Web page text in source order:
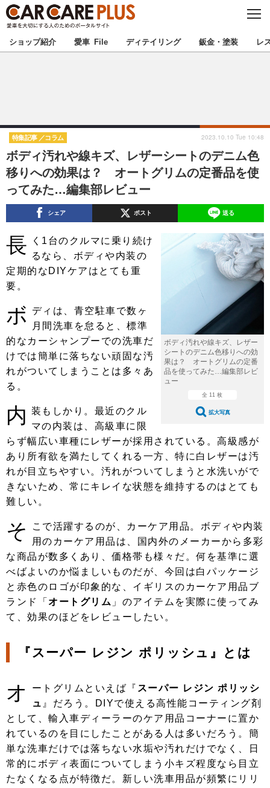
C
S
E
★カーケアプラス認定★ 厳選プロショップを地域から探す
甲信越 北陸
東海 関西
中国
九州 沖縄
注目の記事
ショップレポート
ストップ！不具合修理＆粗悪修理
鈑金・塗装
ディテイリング
洗車
ヘッドライト磨き コーティング
フィルム・ラッピング
小キズ直し 防錆
特集記事
ストップ 不具合修理＆粗悪修理
カーメーカー「旧車」関連プロジェ
クト
ショップ紹介
ショップレポート プロショップ検索
レストア
ェクト
イベント告知
ショップ紹介 愛車 File ディテイリング 鈑金・塗装 レ
ボディ汚れや線キズ、レザーシートのデニム色
移りへの効果は？ オートグリムの定番品を使
ってみた…編集部レビュー
特集記事 コラム 2023.10.10 Tue 10:48
シェア ポスト 送る
ボディ汚れや線キズ、レザー
シートのデニム色移りへの効
果は？ オートグリムの定番
品を使ってみた…編集部レビ
ュー
全 11 枚
拡大写真
長
く1台のクルマに乗り続け
るなら、ボディや内装の
定期的なDIYケアはとても重
要。
ボ
ディは、青空駐車で数ヶ
月間洗車を怠ると、標準
的なカーシャンプーでの洗車だ
けでは簡単に落ちない頑固な汚
れがついてしまうことは多々あ
る。
内 装もしかり。最近のクル
マの内装は、高級車に限
らず幅広い車種にレザーが採用されている。高級感が
あり所有欲を満たしてくれる一方、特に白レザーは汚
れが目立ちやすい。汚れがついてしまうと水洗いがで
きないため、常にキレイな状態を維持するのはとても
難しい。
そ
こで活躍するのが、カーケア用品。ボディや内装
用のカーケア用品は、国内外のメーカーから多彩
な商品が数多くあり、価格帯も様々だ。何を基準に選
べばよいのか悩ましいものだが、今回は白パッケージ
と赤色のロゴが印象的な、イギリスのカーケア用品ブ
ランド「 オートグリム 」のアイテムを実際に使ってみ
て、効果のほどをレビューしたい。
『スーパー レジン ポリッシュ』とは
オ ートグリムといえば『 スーパー レジン ポリッシ
ュ 』だろう。DIYで使える高性能コーティング剤
として、輸入車ディーラーのケア用品コーナーに置か
れているのを目にしたことがある人は多いだろう。簡
単な洗車だけでは落ちない水垢や汚れだけでなく、日
常的にボディ表面についてしまう小キズ程度なら目立
たなくなる点が特徴だ。新しい洗車用品が頻繁にリリ